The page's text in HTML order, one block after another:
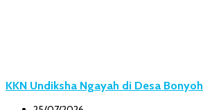
KKN Undiksha Ngayah di Desa Bonyoh